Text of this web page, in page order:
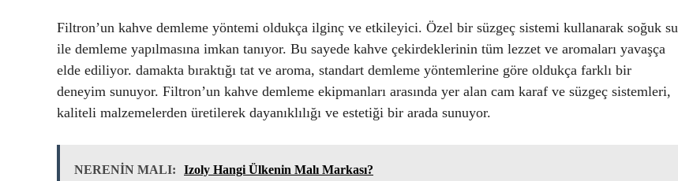
Filtron’un kahve demleme yöntemi oldukça ilginç ve etkileyici. Özel bir süzgeç sistemi kullanarak soğuk su
ile demleme yapılmasına imkan tanıyor. Bu sayede kahve çekirdeklerinin tüm lezzet ve aromaları yavaşça
elde ediliyor. damakta bıraktığı tat ve aroma, standart demleme yöntemlerine göre oldukça farklı bir
deneyim sunuyor. Filtron’un kahve demleme ekipmanları arasında yer alan cam karaf ve süzgeç sistemleri,
kaliteli malzemelerden üretilerek dayanıklılığı ve estetiği bir arada sunuyor.
NERENİN MALI: Izoly Hangi Ülkenin Malı Markası?